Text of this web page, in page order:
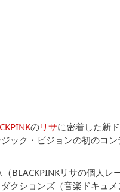
のリサに密着した新
ック・ビジョンの初のコン
BLACKPINKリサの個人
クションズ（音楽ドキュ